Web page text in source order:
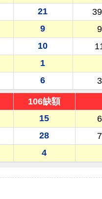
21
9
10
1
6
106缺額
15
28
4